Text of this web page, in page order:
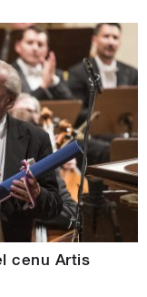
cenu Artis